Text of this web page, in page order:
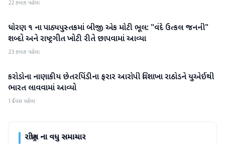
22 કલાક પહેલા
રાષ્ટ્રીય
ધોરણ ૧ ના પાઠ્યપુસ્તકમાં બીજી એક મોટી ભૂલ: "વંદે ઉત્કલ જનની"
શબ્દો અને રાષ્ટ્રગીત ખોટી રીતે છાપવામાં આવ્યા
23 કલાક પહેલા
રાષ્ટ્રીય
કરોડોના નાણાકીય છેતરપિંડીના ફરાર આરોપી વિશાખા રાઠોડને યુએઈથી
ભારત લાવવામાં આવ્યો
1 દિવસ પહેલા
રાષ્ટ્રીયના વધુ સમાચાર